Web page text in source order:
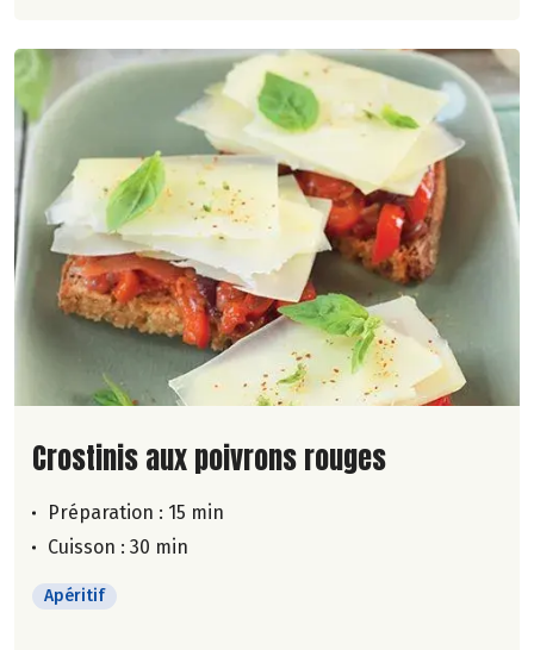
Lire la suite de la recette
Crostinis aux poivrons rouges
Préparation : 15 min
Cuisson : 30 min
Apéritif